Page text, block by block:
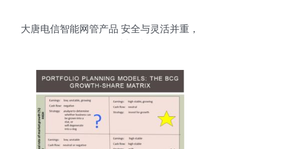
大唐电信智能网管产品 安全与灵活并重，